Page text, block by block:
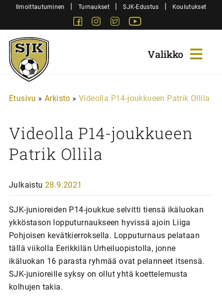
SiirryIlmoittautuminen | Turnaukset | SJK-Edustus | Koulutukset
FacebookInstagram
Twitter
Sjk-
Juniorit
Etusivu » Arkisto » Videolla P14-joukkueen Patrik Ollila
Videolla P14-joukkueen
Patrik Ollila
Julkaistu 28.9.2021
SJK-junioreiden P14-joukkue selvitti tiensä ikäluokan
ykköstason lopputurnaukseen hyvissä ajoin Liiga
Pohjoisen kevätkierroksella. Lopputurnaus pelataan
tällä viikolla Eerikkilän Urheiluopistolla, jonne
ikäluokan 16 parasta ryhmää ovat pelanneet itsensä.
SJK-junioreille syksy on ollut yhtä koettelemusta
kolhujen takia.